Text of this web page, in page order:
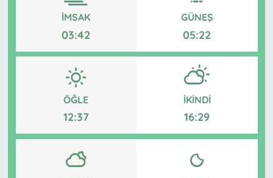
İMSAK
03:42
GÜNEŞ
05:22
ÖĞLE
12:37
İKINDI
16:29